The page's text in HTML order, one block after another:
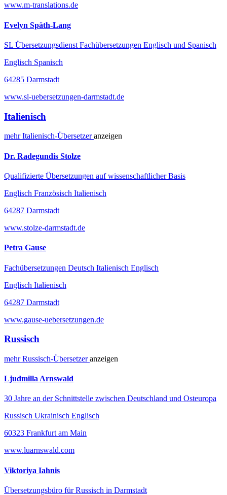
www.m-translations.de
Evelyn Späth-Lang
SL Übersetzungsdienst Fachübersetzungen Englisch und Spanisch
Englisch Spanisch
64285 Darmstadt
www.sl-uebersetzungen-darmstadt.de
Italienisch
mehrItalienisch-Übersetzeranzeigen
Dr. Radegundis Stolze
Qualifizierte Übersetzungen auf wissenschaftlicher Basis
Englisch Französisch Italienisch
64287 Darmstadt
www.stolze-darmstadt.de
Petra Gause
Fachübersetzungen Deutsch Italienisch Englisch
Englisch Italienisch
64287 Darmstadt
www.gause-uebersetzungen.de
Russisch
mehrRussisch-Übersetzeranzeigen
Ljudmilla Arnswald
30 Jahre an der Schnittstelle zwischen Deutschland und Osteuropa
Russisch Ukrainisch Englisch
60323 Frankfurt am Main
www.luarnswald.com
Viktoriya Iahnis
Übersetzungsbüro für Russisch in Darmstadt